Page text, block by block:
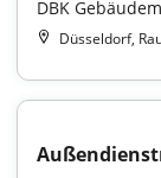
DBK
Düsseldorf,